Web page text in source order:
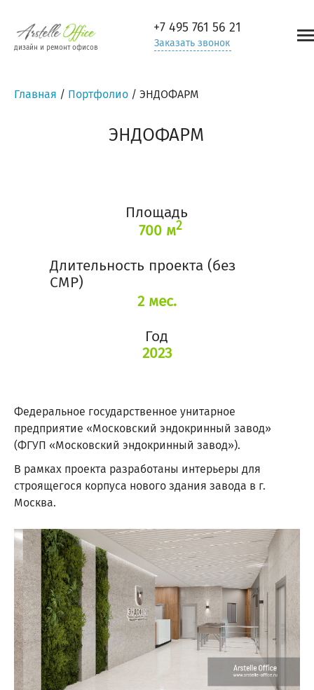
дизайн и ремонт офисов
+7 495761 56 21
Заказать звонок
Главная / Портфолио / ЭНДОФАРМ
ЭНДОФАРМ
Площадь
700 м2
Длительность проекта (без
СМР)
2 мес.
Год
2023
Федеральное государственное унитарное
предприятие «Московский эндокринный завод»
(ФГУП «Московский эндокринный завод»).
В рамках проекта разработаны интерьеры для
строящегося корпуса нового здания завода в г.
Москва.